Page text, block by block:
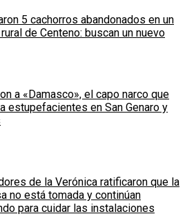
5 cachorros abandonados en un
de Centeno: buscan un nuevo
a «Damasco», el capo narco que
estupefacientes en San Genaro y
de la Verónica ratificaron que la
no está tomada y continúan
para cuidar las instalaciones